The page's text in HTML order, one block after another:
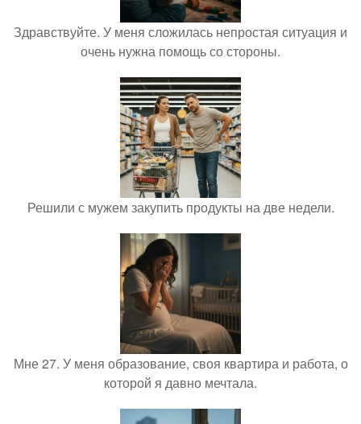
Здравствуйте. У меня сложилась непростая ситуация и
очень нужна помощь со стороны.
Решили с мужем закупить продукты на две недели.
Мне 27. У меня образование, своя квартира и работа, о
которой я давно мечтала.